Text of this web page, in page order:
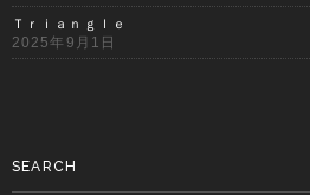
Ｔｒｉａｎｇｌｅ
2025年9月1日
SEARCH